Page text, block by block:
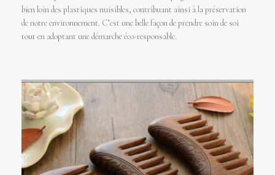
bien loin des plastiques nuisibles, contribuant ainsi à la préservation
de notre environnement. C’est une belle façon de prendre soin de soi
tout en adoptant une démarche éco-responsable.